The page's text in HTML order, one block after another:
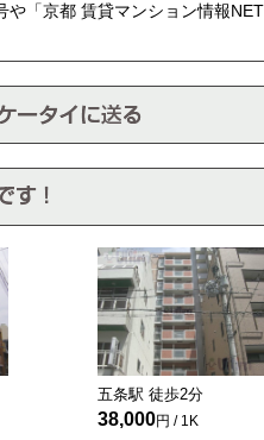
「京都 賃貸マンション情報
五条駅 徒歩2分
38,000円 / 1K